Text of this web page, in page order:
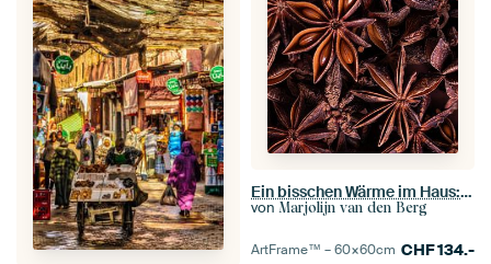
Ein bisschen Wärme im Haus: Quadratischer Sternanis
von Marjolijn van den Berg
ArtFrame™ –60×60cm CHF134.-